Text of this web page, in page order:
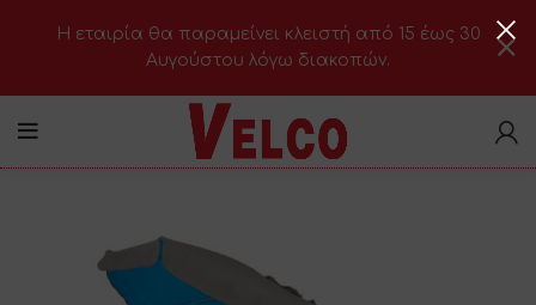
H εταιρία θα παραμείνει κλειστή από 15 έως 30
Αυγούστου λόγω διακοπών.